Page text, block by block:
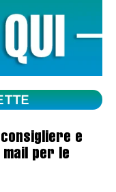
e
per le